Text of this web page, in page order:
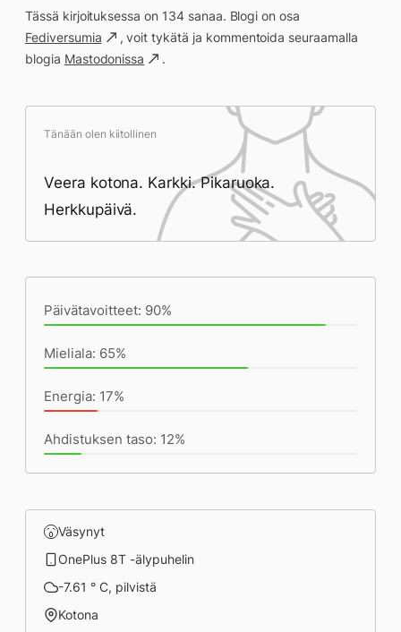
Tässä kirjoituksessa on 134 sanaa. Blogi on osa
Fediversumia
, voit tykätä ja kommentoida seuraamalla
blogia Mastodonissa .
Tänään olen kiitollinen
Veera kotona. Karkki. Pikaruoka.
Herkkupäivä.
Päivätavoitteet: 90%
Mieliala: 65%
Energia: 17%
Ahdistuksen taso: 12%
Väsynyt
OnePlus 8T -älypuhelin
-7.61 ° C, pilvistä
Kotona